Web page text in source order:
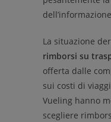
La situazione
rimborsi su
offerta dalle
sui costi di
Vueling hanno
scegliere